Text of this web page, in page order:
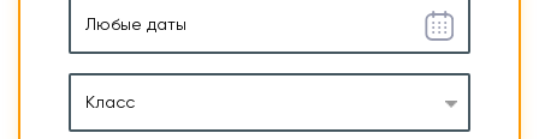
Класс